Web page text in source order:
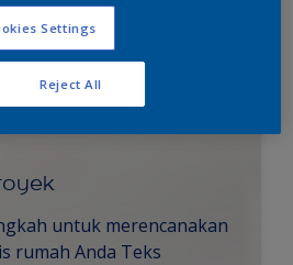
untuk merencanakan
rumah Anda Teks
Settings
Reject All